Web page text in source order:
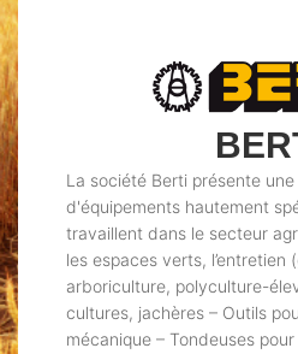
La société Berti présente
d'équipements hautement
travaillent dans le secteur
les espaces verts, l’entretien
arboriculture, polyculture-
cultures, jachères – Outils
mécanique – Tondeuses